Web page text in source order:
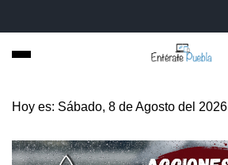
Hoy es: Sábado, 8 de Agosto del 2026